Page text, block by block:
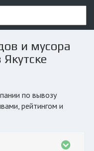
и мусора
рейтингом и